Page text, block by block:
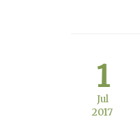
1
Jul
2017